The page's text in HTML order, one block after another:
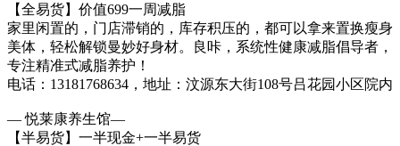
【全易货】价值699一周减脂
家里闲置的，门店滞销的，库存积压的，都可以拿来置换瘦身
美体，轻松解锁曼妙好身材。良咔，系统性健康减脂倡导者，
专注精准式减脂养护！
电话：13181768634，地址：汶源东大街108号吕花园小区院内
— 悦莱康养生馆—
【半易货】一半现金+一半易货